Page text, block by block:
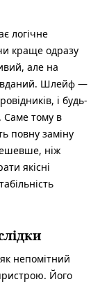
логічне
краще одразу
але на
Шлейф —
і будь-
Саме тому в
повну заміну
ніж
якісні
непомітний
Його